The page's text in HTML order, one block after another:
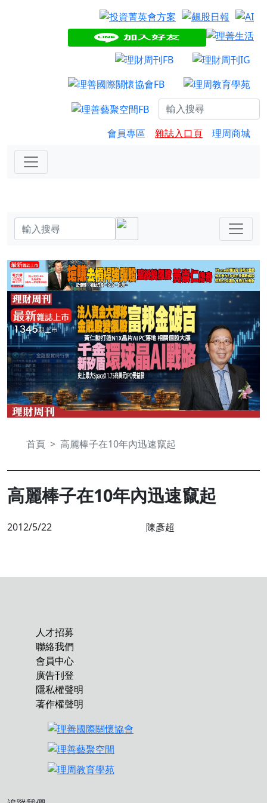
會員專區 雜誌入口頁 理周商城
首頁 高麗棒子在10年內迅速竄起
高麗棒子在10年內迅速竄起
2012/5/22 陳彥超
人才招募
聯絡我們
會員中心
廣告刊登
隱私權聲明
著作權聲明